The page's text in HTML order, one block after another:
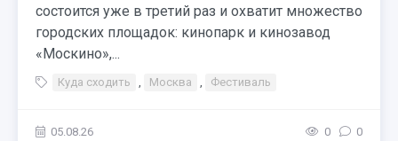
состоится уже в третий раз и охватит множество
городских площадок: кинопарк и кинозавод
«Москино»,...
Куда сходить , Москва , Фестиваль
05.08.26 0 0